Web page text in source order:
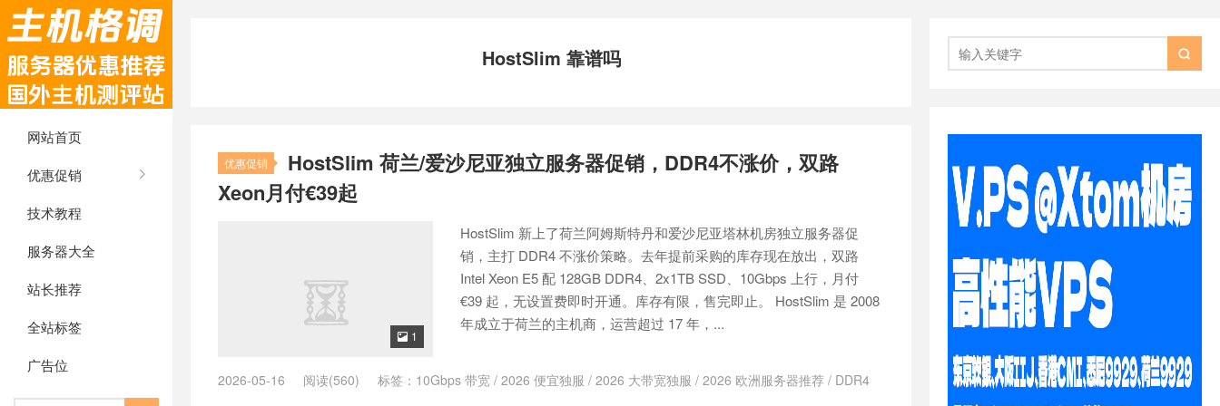
网站首页
优惠促销
技术教程
服务器大全
站长推荐
全站标签
广告位
HostSlim 靠谱吗
优惠促销
HostSlim 荷兰/爱沙尼亚独立服务器促销，DDR4不涨价，双路
Xeon月付€39起
 1
HostSlim 新上了荷兰阿姆斯特丹和爱沙尼亚塔林机房独立服务器促
销，主打 DDR4 不涨价策略。去年提前采购的库存现在放出，双路
Intel Xeon E5 配 128GB DDR4、2x1TB SSD、10Gbps 上行，月付
€39 起，无设置费即时开通。库存有限，售完即止。 HostSlim 是 2008
年成立于荷兰的主机商，运营超过 17 年，...
2026-05-16 阅读(560) 标签： 10Gbps 带宽 / 2026 便宜独服 / 2026 大带宽独服 / 2026 欧洲服务器推荐 / DDR4
